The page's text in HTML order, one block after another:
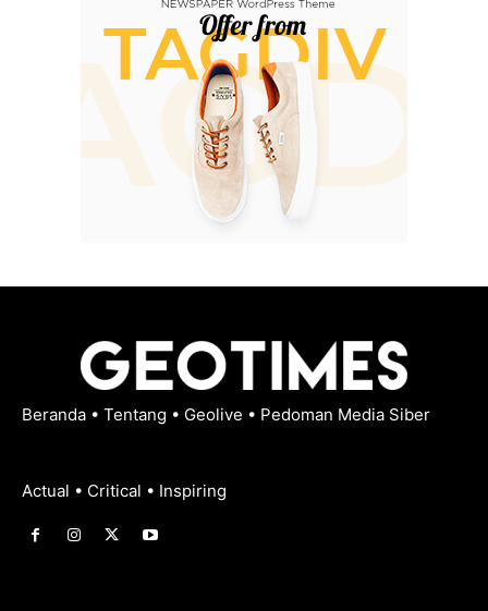
Beranda • Tentang • Geolive • Pedoman Media Siber
Actual • Critical • Inspiring